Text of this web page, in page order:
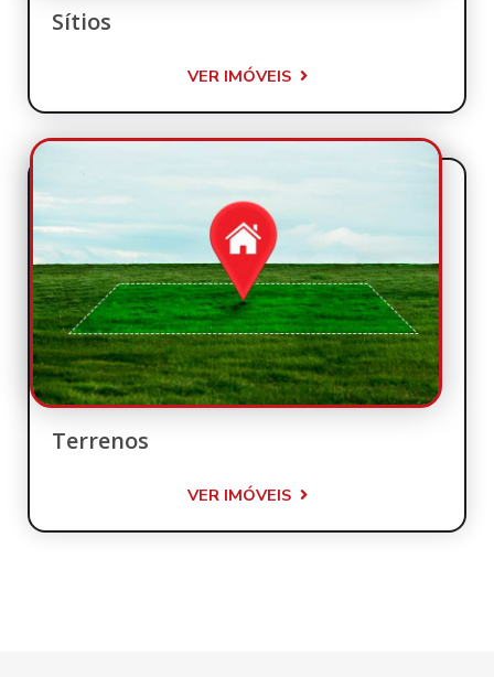
Sítios
VER IMÓVEIS
Terrenos
VER IMÓVEIS